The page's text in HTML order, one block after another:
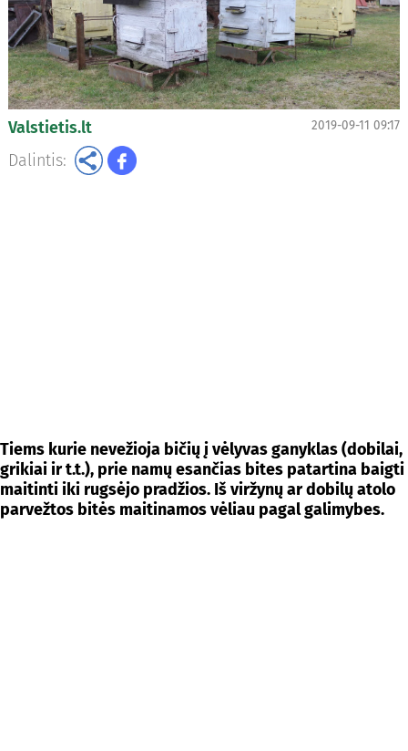
Valstietis.lt 2019-09-11 09:17
Dalintis:
Tiems kurie nevežioja bičių į vėlyvas ganyklas (dobilai,
grikiai ir t.t.), prie namų esančias bites patartina baigti
maitinti iki rugsėjo pradžios. Iš viržynų ar dobilų atolo
parvežtos bitės maitinamos vėliau pagal galimybes.